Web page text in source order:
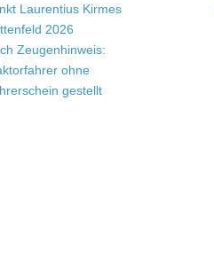
Laurentius Kirmes
2026
Zeugenhinweis:
ohne
gestellt